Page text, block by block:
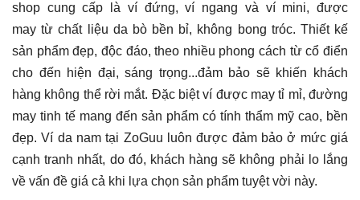
shop cung cấp là ví đứng, ví ngang và ví mini, được
may từ chất liệu da bò bền bỉ, không bong tróc. Thiết kế
sản phẩm đẹp, độc đáo, theo nhiều phong cách từ cổ điển
cho đến hiện đại, sáng trọng...đảm bảo sẽ khiến khách
hàng không thể rời mắt. Đặc biệt ví được may tỉ mỉ, đường
may tinh tế mang đến sản phẩm có tính thẩm mỹ cao, bền
đẹp. Ví da nam tại ZoGuu luôn được đảm bảo ở mức giá
cạnh tranh nhất, do đó, khách hàng sẽ không phải lo lắng
về vấn đề giá cả khi lựa chọn sản phẩm tuyệt vời này.